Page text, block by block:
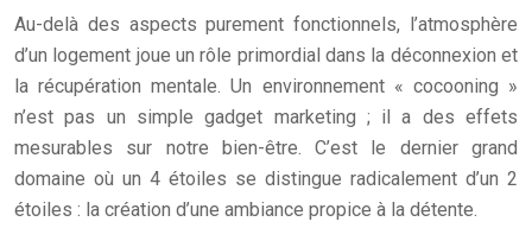
Au-delà des aspects purement fonctionnels, l’atmosphère
d’un logement joue un rôle primordial dans la déconnexion et
la récupération mentale. Un environnement « cocooning »
n’est pas un simple gadget marketing ; il a des effets
mesurables sur notre bien-être. C’est le dernier grand
domaine où un 4 étoiles se distingue radicalement d’un 2
étoiles : la création d’une ambiance propice à la détente.